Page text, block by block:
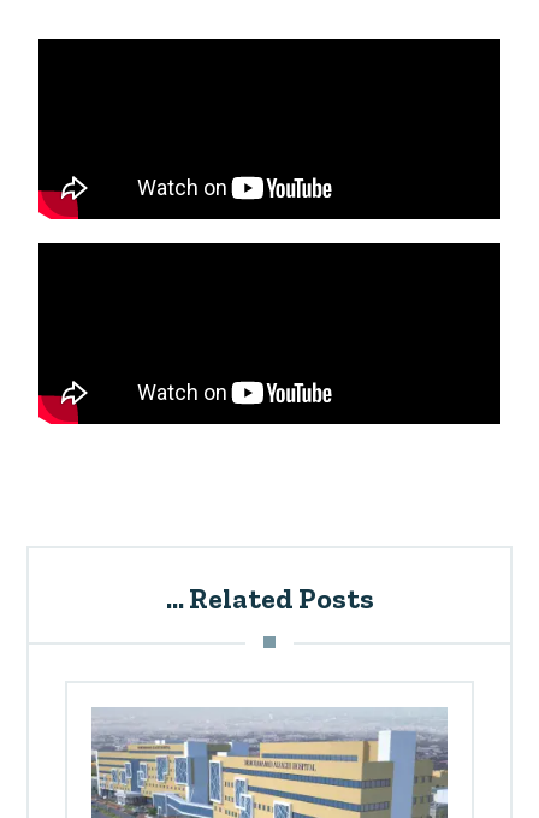
Related Posts ...